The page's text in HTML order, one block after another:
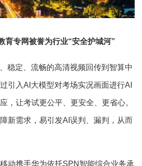
育专网被誉为行业“安全护城河”
稳定、流畅的高清视频回传到智算中
引入AI大模型对考场实况画面进行AI
，让考试更公平、更安全、更省心。
新需求，易引发AI误判、漏判，从而
动携手华为依托SPN智能综合业务承